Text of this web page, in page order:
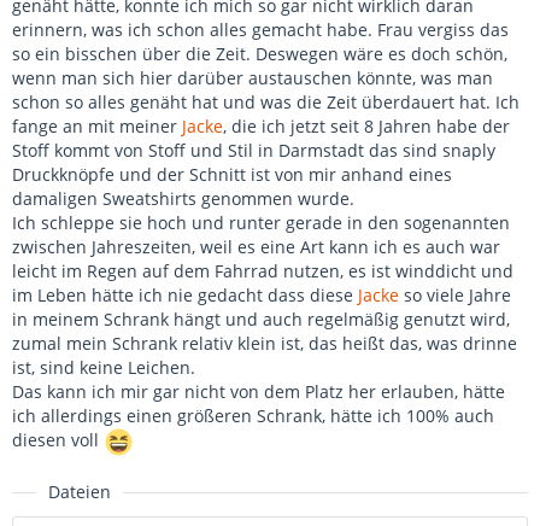
genäht hätte, konnte ich mich so gar nicht wirklich daran
erinnern, was ich schon alles gemacht habe. Frau vergiss das
so ein bisschen über die Zeit. Deswegen wäre es doch schön,
wenn man sich hier darüber austauschen könnte, was man
schon so alles genäht hat und was die Zeit überdauert hat. Ich
fange an mit meiner Jacke, die ich jetzt seit 8 Jahren habe der
Stoff kommt von Stoff und Stil in Darmstadt das sind snaply
Druckknöpfe und der Schnitt ist von mir anhand eines
damaligen Sweatshirts genommen wurde.
Ich schleppe sie hoch und runter gerade in den sogenannten
zwischen Jahreszeiten, weil es eine Art kann ich es auch war
leicht im Regen auf dem Fahrrad nutzen, es ist winddicht und
im Leben hätte ich nie gedacht dass diese Jacke so viele Jahre
in meinem Schrank hängt und auch regelmäßig genutzt wird,
zumal mein Schrank relativ klein ist, das heißt das, was drinne
ist, sind keine Leichen.
Das kann ich mir gar nicht von dem Platz her erlauben, hätte
ich allerdings einen größeren Schrank, hätte ich 100% auch
diesen voll
Dateien